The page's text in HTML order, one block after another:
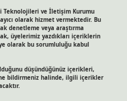
Teknolojileri ve İletişim Kurumu
olarak hizmet vermektedir. Bu
denetleme veya araştırma
üyelerimiz yazdıkları içeriklerin
olarak bu sorumluluğu kabul
düşündüğünüz içerikleri,
bildirmeniz halinde, ilgili içerikler